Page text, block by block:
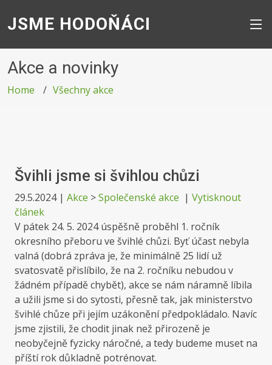
JSME HODOŇÁCI
Akce a novinky
Home Všechny akce
Švihli jsme si švihlou chůzi
29.5.2024| Akce >Společenské akce | Vytisknout
článek
V pátek 24. 5. 2024 úspěšně proběhl 1. ročník
okresního přeboru ve švihlé chůzi. Byť účast nebyla
valná (dobrá zpráva je, že minimálně 25 lidí už
svatosvatě přislíbilo, že na 2. ročníku nebudou v
žádném případě chybět), akce se nám náramně líbila
a užili jsme si do sytosti, přesně tak, jak ministerstvo
švihlé chůze při jejím uzákonění předpokládalo. Navíc
jsme zjistili, že chodit jinak než přirozeně je
neobyčejně fyzicky náročné, a tedy budeme muset na
příští rok důkladně potrénovat.